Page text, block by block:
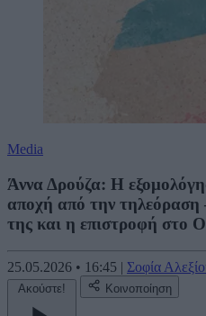
Media
Άννα Δρούζα: Η
αποχή από την τηλεόραση
της και η επιστροφή στο
25.05.2026 • 16:45 | Σοφία
Ακούστε! Κοινοποίηση